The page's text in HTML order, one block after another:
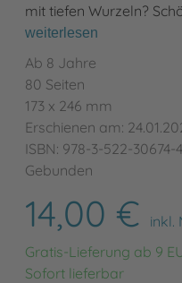
mit tiefen Wurzeln?
weiterlesen
Ab 8 Jahre
80 Seiten
173 x 246 mm
Erschienen am:
ISBN: 978-3-522-30674-4
Gebunden
14,00 €
inkl.
Gratis-Lieferung ab 9
Sofort lieferbar